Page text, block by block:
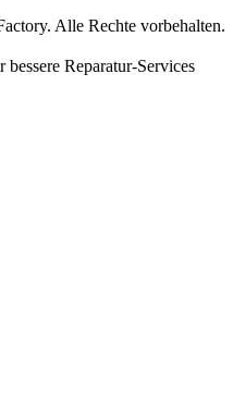
. Alle Rechte vorbehalten.
Reparatur-Services